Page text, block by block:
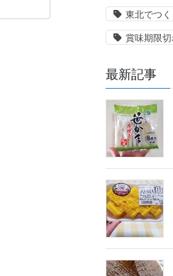
東北でつ
賞味期限
最新記事